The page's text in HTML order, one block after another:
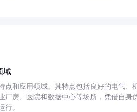
域
点和应用领域。其特点包括良好的电气、
厂房、医院和数据中心等场所，凭借自身
行。